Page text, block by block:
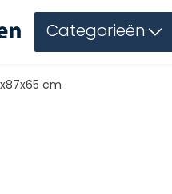
Categorieën
cm